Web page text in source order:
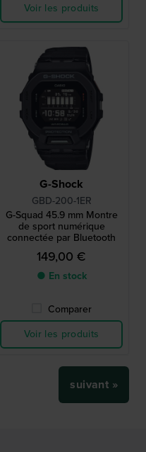
Voir les produits
G-Shock
GBD-200-1ER
G-Squad 45.9 mm Montre
de sport numérique
connectée par Bluetooth
149,00 €
● En stock
Comparer
Voir les produits
suivant »